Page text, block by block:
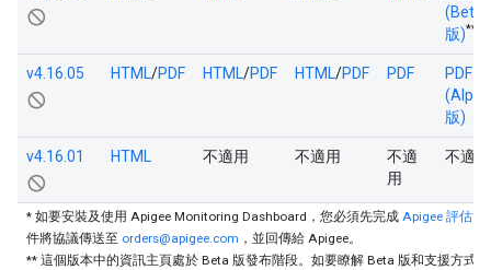
not_interested
(Beta
版)**
v4.16.05
not_interested
HTML/PDF HTML/PDF HTML/PDF PDF
PDF
(Alpha
版)
v4.16.01
not_interested
HTML 不適用 不適用
不適
用
不適用
* 如要安裝及使用 Apigee Monitoring Dashboard，您必須先完成 Apigee 評估協
件將協議傳送至 orders@apigee.com ，並回傳給 Apigee。
** 這個版本中的資訊主頁處於 Beta 版發布階段。如要瞭解 Beta 版和支援方式